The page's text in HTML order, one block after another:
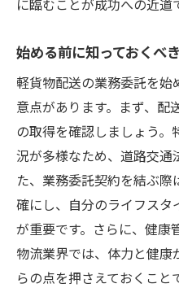
に臨むことが成功への近道
始める前に知っておくべ
軽貨物配送の業務委託を
意点があります。まず、配
の取得を確認しましょう
況が多様なため、道路交通
た、業務委託契約を結ぶ
確にし、自分のライフスタ
が重要です。さらに、健康
物流業界では、体力と健
らの点を押さえておくこと